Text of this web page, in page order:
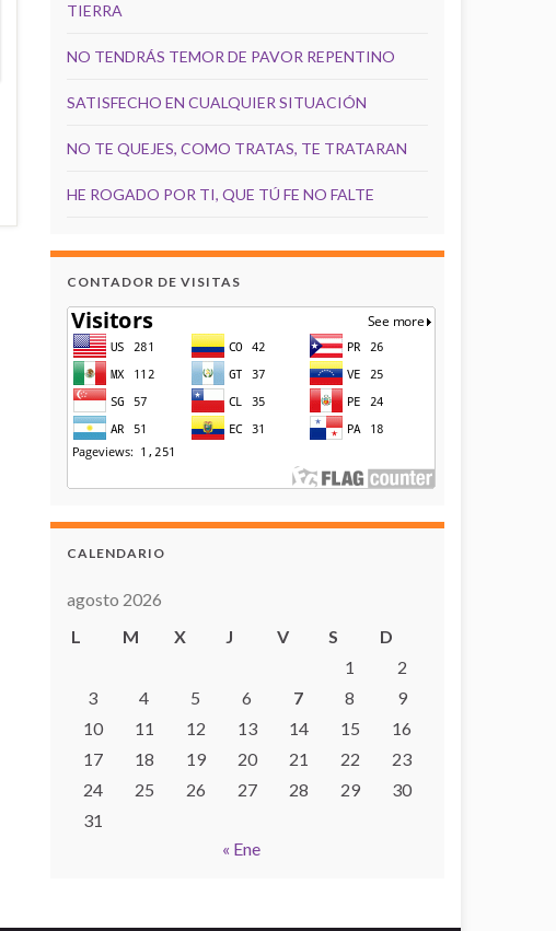
TIERRA
NO TENDRÁS TEMOR DE PAVOR REPENTINO
SATISFECHO EN CUALQUIER SITUACIÓN
NO TE QUEJES, COMO TRATAS, TE TRATARAN
HE ROGADO POR TI, QUE TÚ FE NO FALTE
CONTADOR DE VISITAS
CALENDARIO
agosto 2026
L
M X J V S
D
1
2
3
4 5 6 7 8
9
10
11 12 13 14 15
16
17
18 19 20 21 22
23
24
25 26 27 28 29
30
31
« Ene